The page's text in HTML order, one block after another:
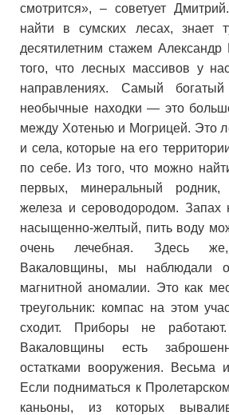
смотрится», – советует
найти в сумских лесах, знает
десятилетним стажем
того, что лесных массивов у
направлениях. Самый
необычные находки — это
между Хотенью и Могрицей. Это
и села, которые на его
по себе. Из того, что можно
первых, минеральный родник,
железа и сероводородом. Запах
насыщенно-желтый, пить воду
очень лечебная. Здесь
Вакаловщины, мы наблюдали
магнитной аномалии. Это как
треугольник: компас на этом
сходит. Приборы не
Вакаловщины есть
остатками вооружения. Весьма
Если подниматься к
каньоны, из которых